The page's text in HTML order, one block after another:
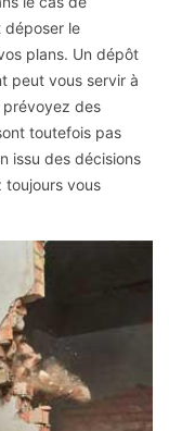
déposer le
plans. Un dépôt
peut vous servir à
prévoyez des
toutefois pas
issu des décisions
toujours vous